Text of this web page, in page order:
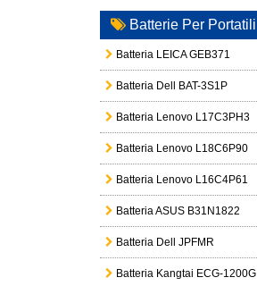
Batterie Per Portatili
Batteria LEICA GEB371
Batteria Dell BAT-3S1P
Batteria Lenovo L17C3PH3
Batteria Lenovo L18C6P90
Batteria Lenovo L16C4P61
Batteria ASUS B31N1822
Batteria Dell JPFMR
Batteria Kangtai ECG-1200G